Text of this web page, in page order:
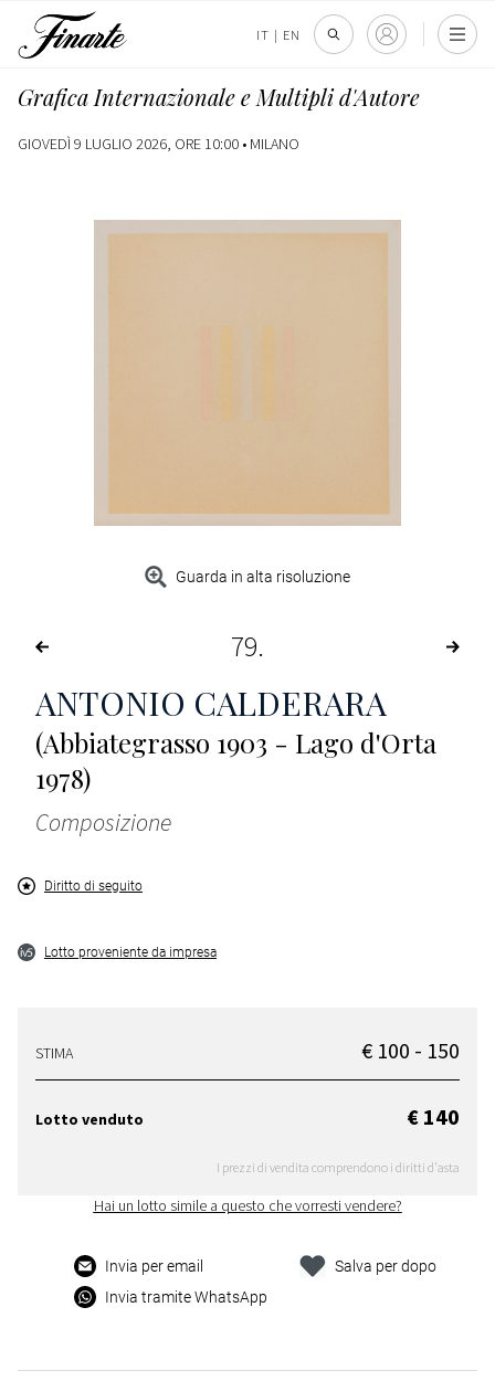
IT | EN
Grafica Internazionale e Multipli d'Autore
GIOVEDÌ 9 LUGLIO 2026, ORE 10:00 • MILANO
Guarda in alta risoluzione
79
ANTONIO CALDERARA
(Abbiategrasso 1903 - Lago d'Orta
1978)
Composizione
Diritto di seguito
Lotto proveniente da impresa
STIMA € 100 - 150
Lotto venduto € 140
I prezzi di vendita comprendono i diritti d'asta
Hai un lotto simile a questo che vorresti vendere?
Invia per email
Invia tramite WhatsApp
Salva per dopo